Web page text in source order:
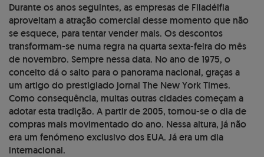
Durante os anos seguintes, as empresas de Filadélfia
aproveitam a atração comercial desse momento que não
se esquece, para tentar vender mais. Os descontos
transformam-se numa regra na quarta sexta-feira do mês
de novembro. Sempre nessa data. No ano de 1975, o
conceito dá o salto para o panorama nacional, graças a
um artigo do prestigiado jornal The New York Times.
Como consequência, muitas outras cidades começam a
adotar esta tradição. A partir de 2005, tornou-se o dia de
compras mais movimentado do ano. Nessa altura, já não
era um fenómeno exclusivo dos EUA. Já era um dia
internacional.